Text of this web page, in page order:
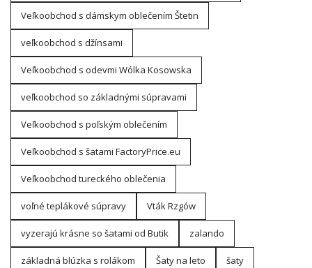
Veľkoobchod s dámskym oblečením Štetin
veľkoobchod s džínsami
Veľkoobchod s odevmi Wólka Kosowska
veľkoobchod so základnými súpravami
Veľkoobchod s poľským oblečením
Veľkoobchod s šatami FactoryPrice.eu
Veľkoobchod tureckého oblečenia
voľné teplákové súpravy Vták Rzgów
vyzerajú krásne so šatami od Butik zalando
základná blúzka s rolákom Šaty na leto šaty